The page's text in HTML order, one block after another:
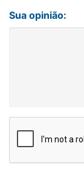
Sua opinião: